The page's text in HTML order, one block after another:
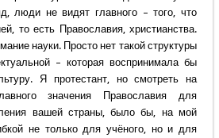
люди не видят главного – того, что
то есть Православия, христианства.
науки. Просто нет такой структуры
– которая воспринимала бы
Я протестант, но смотреть на
значения Православия для
вашей страны, было бы, на мой
не только для учёного, но и для